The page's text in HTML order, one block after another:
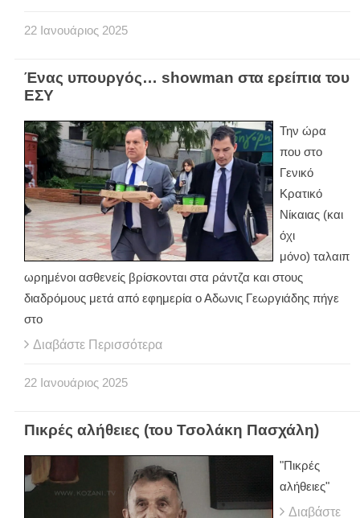
22 Ιανουάριος 2025
Ένας υπουργός… showman στα ερείπια του
ΕΣΥ
Την ώρα
που στο
Γενικό
Κρατικό
Νίκαιας (και
όχι
μόνο) ταλαιπ
ωρημένοι ασθενείς βρίσκονται στα ράντζα και στους
διαδρόμους μετά από εφημερία ο Αδωνις Γεωργιάδης πήγε
στο
Διαβάστε Περισσότερα
22 Ιανουάριος 2025
Πικρές αλήθειες (του Τσολάκη Πασχάλη)
"Πικρές
αλήθειες"
Διαβάστε